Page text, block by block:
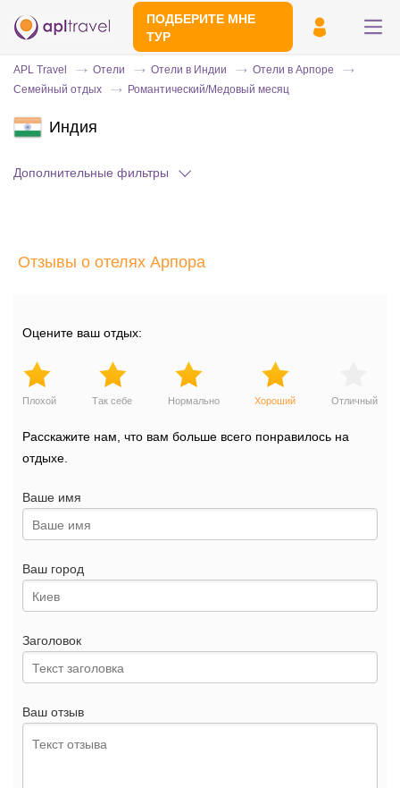
ПОДБЕРИТЕ МНЕ
ТУР
Эксперт свяжется с вами и сделает
APL Travel Отели Отели в Индии
Отели в Арпоре
Семейный отдых
Романтический/Медовый месяц
Индия
Дополнительные фильтры
Отзывы о отелях Арпора
Оцените ваш отдых:
Плохой Так себе Нормально Хороший Отличный
Расскажите нам, что вам больше всего понравилось на
отдыхе.
Ваше имя
Ваш город
Заголовок
Ваш отзыв